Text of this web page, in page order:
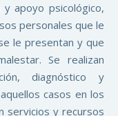
y apoyo psicológico,
personales que le
le presentan y que
Se realizan
diagnóstico y
casos en los
servicios y recursos